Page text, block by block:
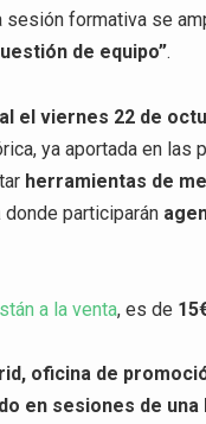
formativa se
de equipo”.
el viernes 22 de
ya aportada en las
herramientas de
donde participarán
a la venta, es de
oficina de
en sesiones de